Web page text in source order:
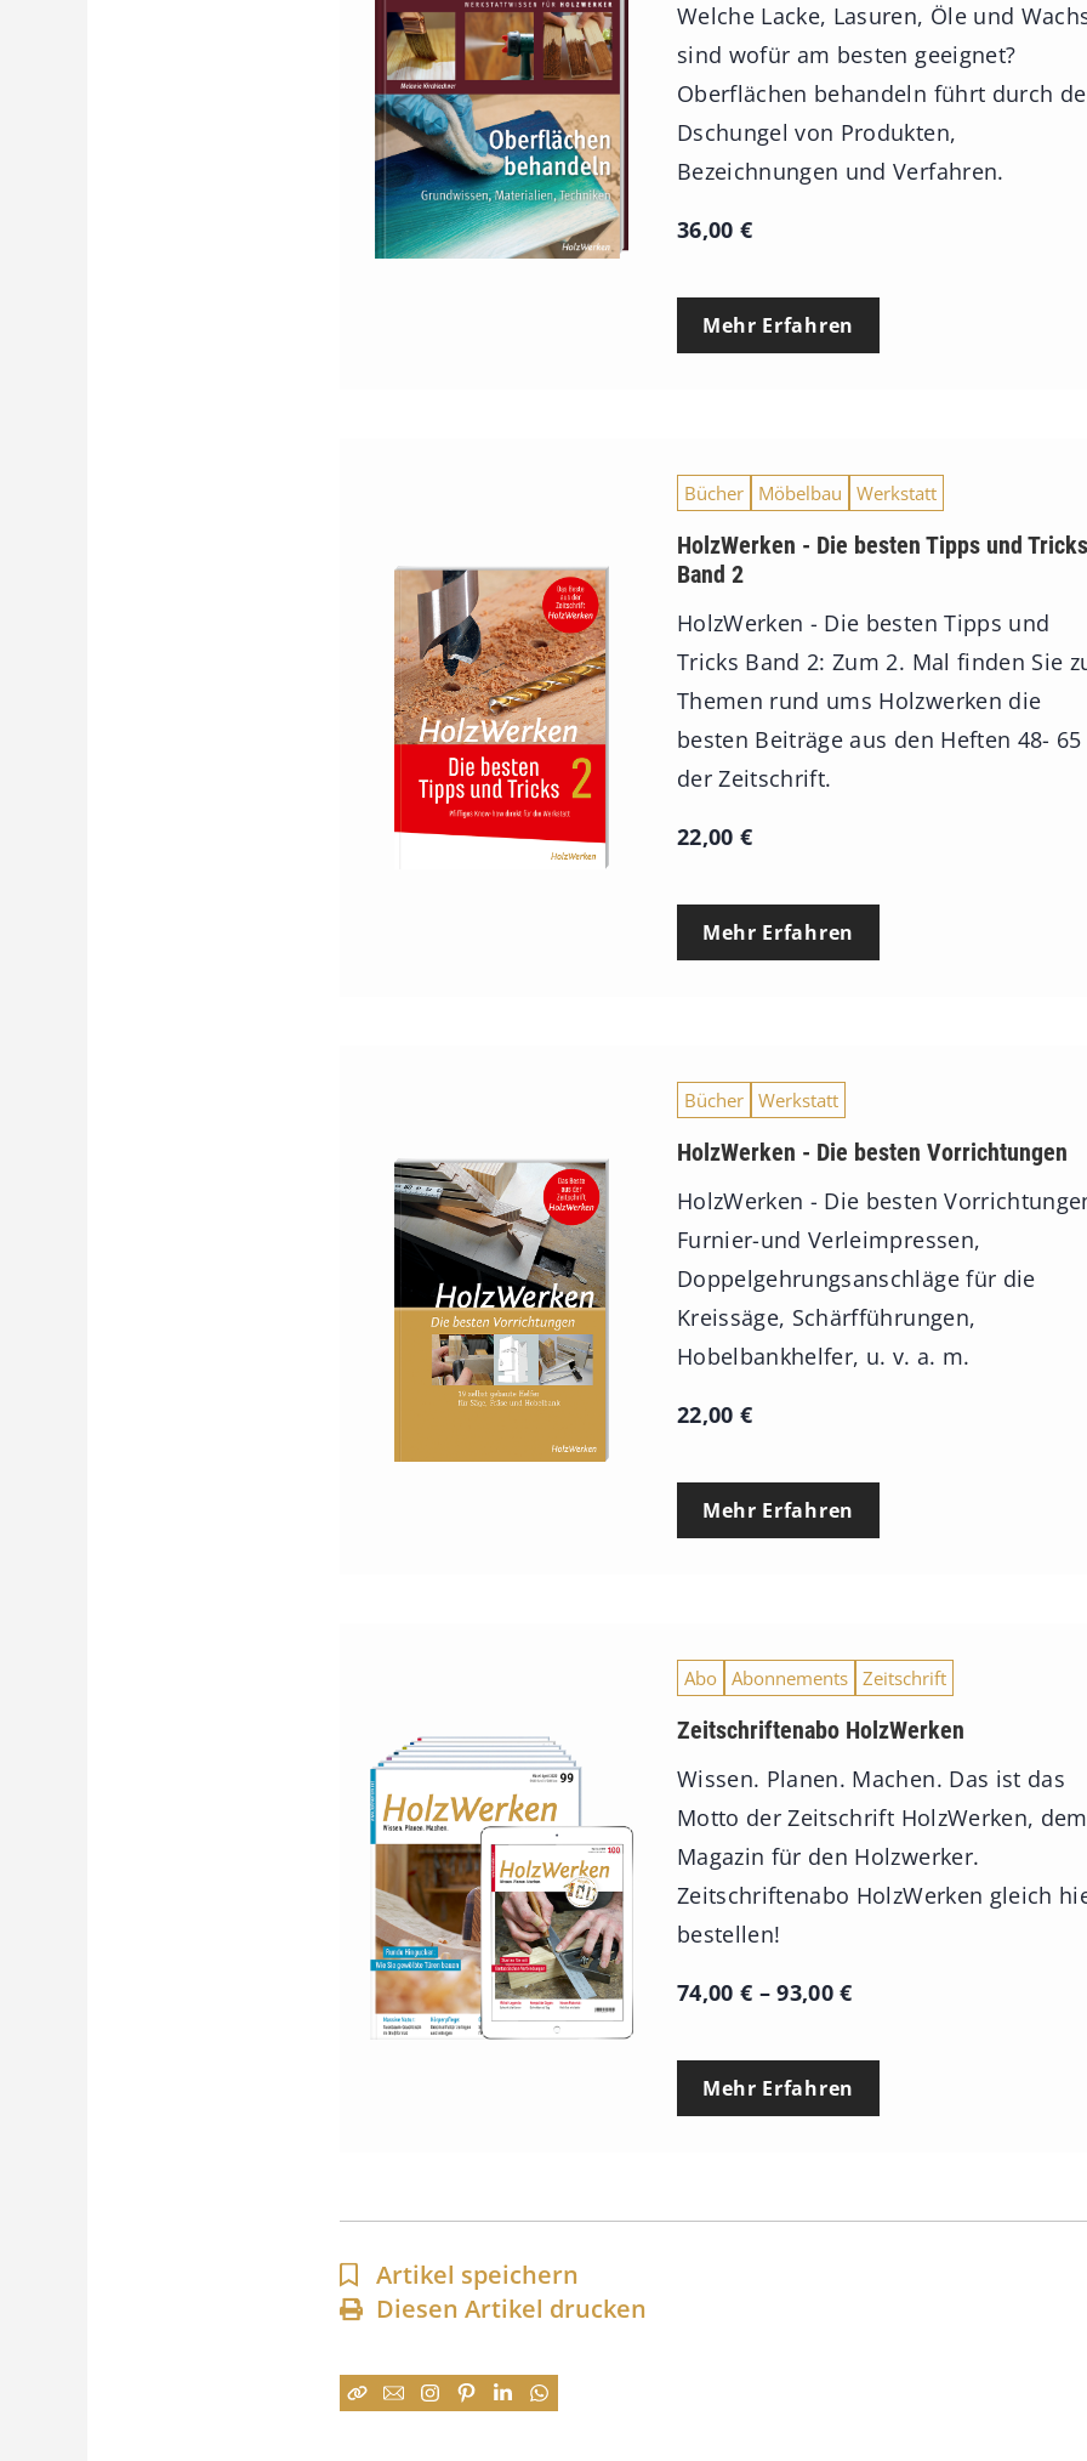
Welche Lacke, Lasuren, Öle und
sind wofür am besten geeignet?
Oberflächen behandeln führt durch
Dschungel von Produkten,
Bezeichnungen und Verfahren.
36,00 €
Mehr Erfahren
Bücher Möbelbau Werkstatt
HolzWerken - Die besten Tipps und Tricks
Band 2
HolzWerken - Die besten Tipps und
Tricks Band 2: Zum 2. Mal finden Sie
Themen rund ums Holzwerken die
besten Beiträge aus den Heften 48- 65
der Zeitschrift.
22,00 €
Mehr Erfahren
Bücher Werkstatt
HolzWerken - Die besten Vorrichtungen
HolzWerken - Die besten
Furnier-und Verleimpressen,
Doppelgehrungsanschläge für die
Kreissäge, Schärfführungen,
Hobelbankhelfer, u. v. a. m.
22,00 €
Mehr Erfahren
Abo Abonnements Zeitschrift
Zeitschriftenabo HolzWerken
Wissen. Planen. Machen. Das ist das
Motto der Zeitschrift HolzWerken, dem
Magazin für den Holzwerker.
Zeitschriftenabo HolzWerken gleich
bestellen!
74,00 € –93,00€P
e
p
Mehr Erfahren
Artikel speichern
Diesen Artikel drucken